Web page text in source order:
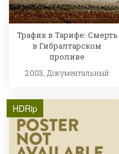
Трафик в Тарифе: Смерть
в Гибралтарском
проливе
2003, Документальный
HDRip